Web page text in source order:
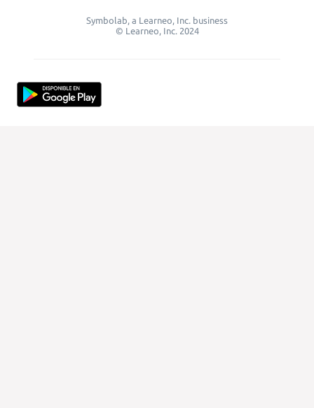
Symbolab, a Learneo, Inc. business
© Learneo, Inc. 2024